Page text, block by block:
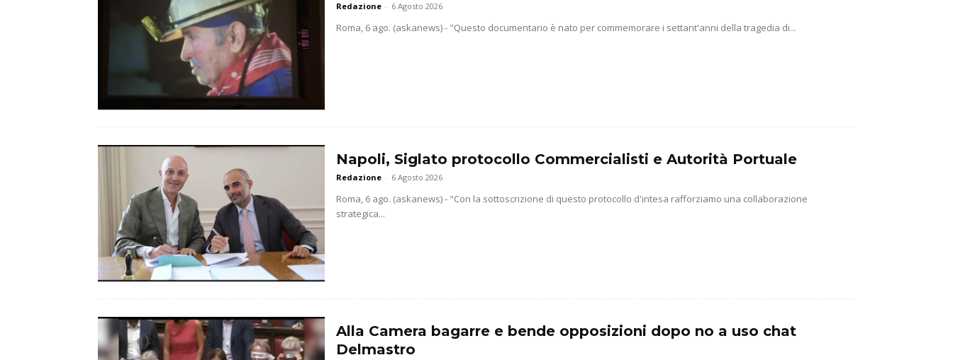
Redazione - 6 Agosto 2026
Roma, 6 ago. (askanews) - "Questo documentario è nato per commemorare i settant'anni della tragedia di...
Napoli, Siglato protocollo Commercialisti e Autorità Portuale
Redazione - 6 Agosto 2026
Roma, 6 ago. (askanews) - "Con la sottoscrizione di questo protocollo d'intesa rafforziamo una collaborazione
strategica...
Alla Camera bagarre e bende opposizioni dopo no a uso chat
Delmastro